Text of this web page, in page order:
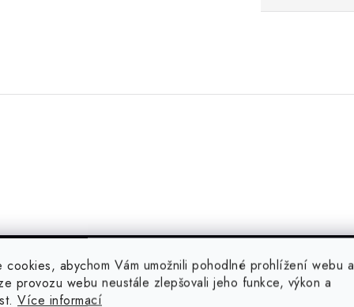
cookies, abychom Vám umožnili pohodlné prohlížení webu a
provozu webu neustále zlepšovali jeho funkce, výkon a
Více informací